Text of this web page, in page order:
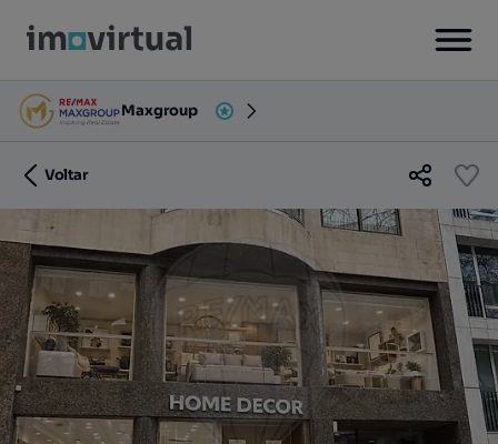
Maxgroup
Voltar